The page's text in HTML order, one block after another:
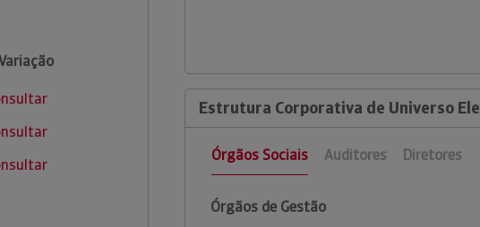
Estrutura Corporativa de Universo
Órgãos Sociais Auditores Diretores
Órgãos de Gestão